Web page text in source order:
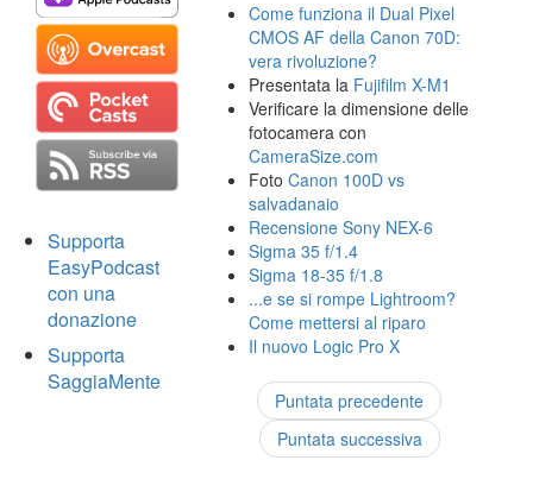
Supporta
EasyPodcast
con una
donazione
Supporta
SaggiaMente
Come funziona il Dual Pixel
CMOS AF della Canon 70D:
vera rivoluzione?
Presentata la Fujifilm X-M1
Verificare la dimensione delle
fotocamera con
CameraSize.com
FotoCanon 100D vs
salvadanaio
Recensione Sony NEX-6
Sigma 35 f/1.4
Sigma 18-35 f/1.8
...e se si rompe Lightroom?
Come mettersi al riparo
Il nuovo Logic Pro X
Puntata precedente
Puntata successiva